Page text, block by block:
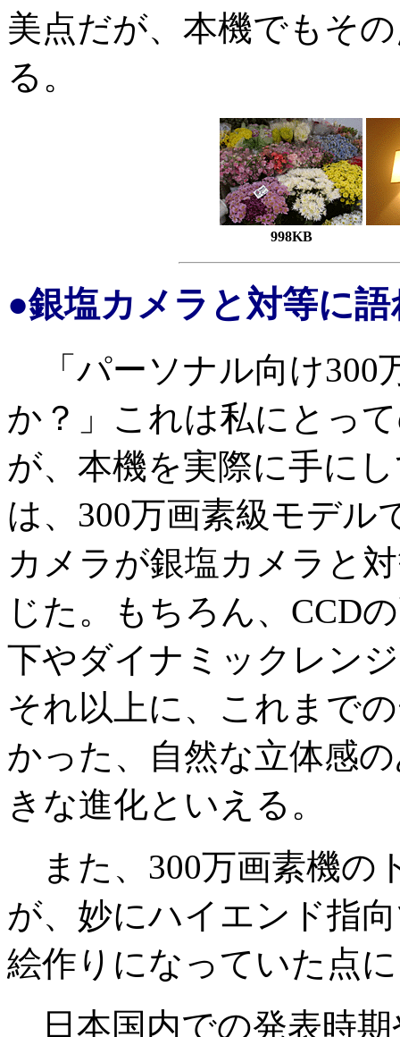
美点だが、本機でもそ
る。
998KB
●銀塩カメラと対等に
「パーソナル向け300
か？」これは私にとっ
が、本機を実際に手に
は、300万画素級モデル
カメラが銀塩カメラと
じた。もちろん、CCD
下やダイナミックレン
それ以上に、これまで
かった、自然な立体感
きな進化といえる。
また、300万画素機の
が、妙にハイエンド指
絵作りになっていた点
日本国内での発表時期